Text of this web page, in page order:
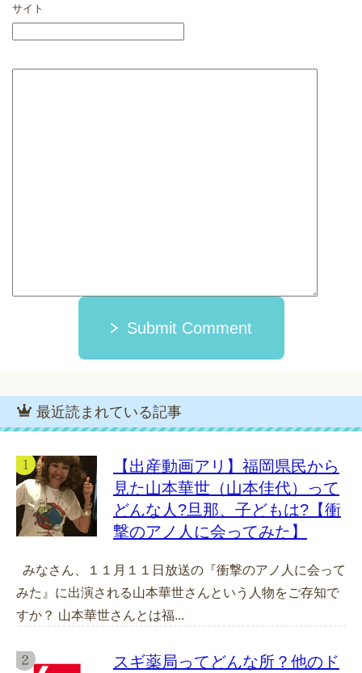
サイト
Submit Comment
最近読まれている記事
【出産動画アリ】福岡県民から
見た山本華世（山本佳代）って
どんな人?旦那、子どもは?【衝
撃のアノ人に会ってみた】
みなさん、１１月１１日放送の『衝撃のアノ人に会って
みた』に出演される山本華世さんという人物をご存知で
すか？ 山本華世さんとは福...
スギ薬局ってどんな所？他のド